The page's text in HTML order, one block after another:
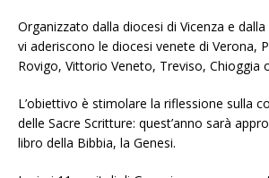
Organizzato dalla diocesi di Vicenza e
vi aderiscono le diocesi venete di Verona,
Rovigo, Vittorio Veneto, Treviso, Chioggia
L’obiettivo è stimolare la riflessione sulla
delle Sacre Scritture: quest’anno sarà
libro della Bibbia, la Genesi.